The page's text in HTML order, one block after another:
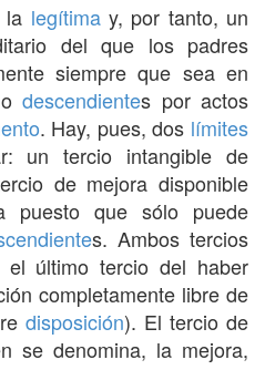
la legítimay, por tanto, un
del que los padres
siempre que sea en
odescendientes por actos
. Hay, pues, dos límites
un tercio intangible de
de mejora disponible
puesto que sólo puede
s. Ambos tercios
el último tercio del haber
completamente libre de
disposición). El tercio de
se denomina, la mejora,